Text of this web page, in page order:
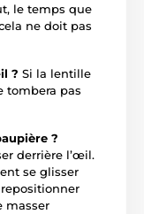
le temps que
ne doit pas
? Si la lentille
tombera pas
?
derrière l’œil.
se glisser
masser